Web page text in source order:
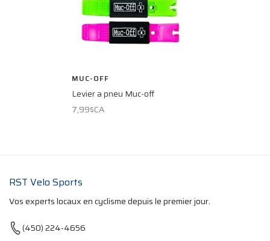
MUC-OFF
Levier a pneu Muc-off
7,99$CA
RST Velo Sports
Vos experts locaux en cyclisme depuis le premier jour.
(450) 224-4656